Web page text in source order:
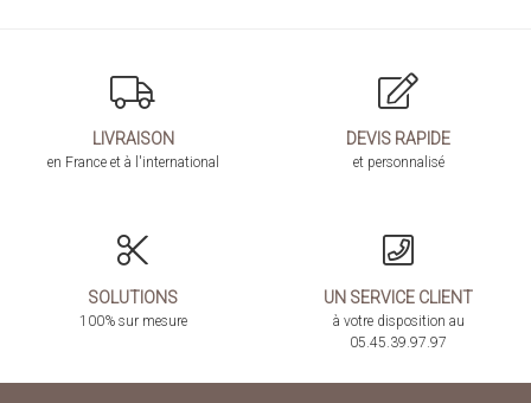
LIVRAISON
en France et à l'international
DEVIS RAPIDE
et personnalisé
SOLUTIONS
100% sur mesure
UN SERVICE CLIENT
à votre disposition au
05.45.39.97.97